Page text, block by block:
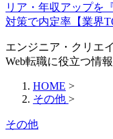
リア・年収アップを
対策で内定率【業界
エンジニア・クリエ
Web転職に役立つ情
HOME >
その他 >
その他